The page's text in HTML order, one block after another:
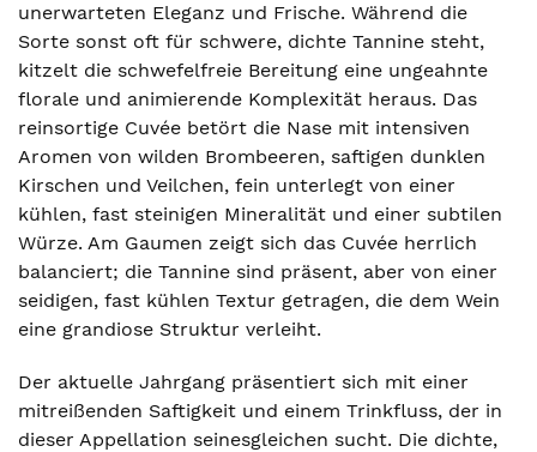
unerwarteten Eleganz und Frische. Während die
Sorte sonst oft für schwere, dichte Tannine steht,
kitzelt die schwefelfreie Bereitung eine ungeahnte
florale und animierende Komplexität heraus. Das
reinsortige Cuvée betört die Nase mit intensiven
Aromen von wilden Brombeeren, saftigen dunklen
Kirschen und Veilchen, fein unterlegt von einer
kühlen, fast steinigen Mineralität und einer subtilen
Würze. Am Gaumen zeigt sich das Cuvée herrlich
balanciert; die Tannine sind präsent, aber von einer
seidigen, fast kühlen Textur getragen, die dem Wein
eine grandiose Struktur verleiht.
Der aktuelle Jahrgang präsentiert sich mit einer
mitreißenden Saftigkeit und einem Trinkfluss, der in
dieser Appellation seinesgleichen sucht. Die dichte,